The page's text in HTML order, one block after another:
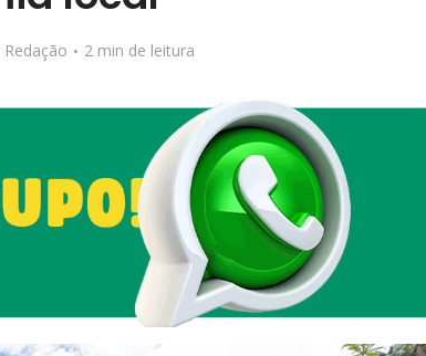
Redação 2 min de leitura